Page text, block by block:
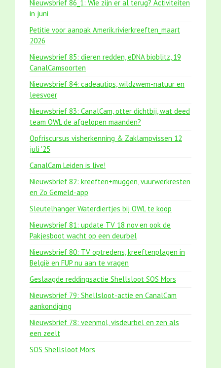
Nieuwsbrief 86_1: Wie zijn er al terug? Activiteiten
in juni
Petitie voor aanpak Amerik.rivierkreeften_maart
2026
Nieuwsbrief 85: dieren redden, eDNA bioblitz, 19
CanalCamsoorten
Nieuwsbrief 84: cadeautips, wildzwem-natuur en
leesvoer
Nieuwsbrief 83: CanalCam, otter dichtbij, wat deed
team OWL de afgelopen maanden?
Opfriscursus visherkenning & Zaklampvissen 12
juli '25
CanalCam Leiden is live!
Nieuwsbrief 82: kreeften+muggen, vuurwerkresten
en Zo Gemeld-app
Sleutelhanger Waterdiertjes bij OWL te koop
Nieuwsbrief 81: update TV 18 nov en ook de
Pakjesboot wacht op een deurbel
Nieuwsbrief 80: TV optredens, kreeftenplagen in
België en FUP nu aan te vragen
Geslaagde reddingsactie Shellsloot SOS Mors
Nieuwsbrief 79: Shellsloot-actie en CanalCam
aankondiging
Nieuwsbrief 78: veenmol, visdeurbel en zen als
een zeelt
SOS Shellsloot Mors